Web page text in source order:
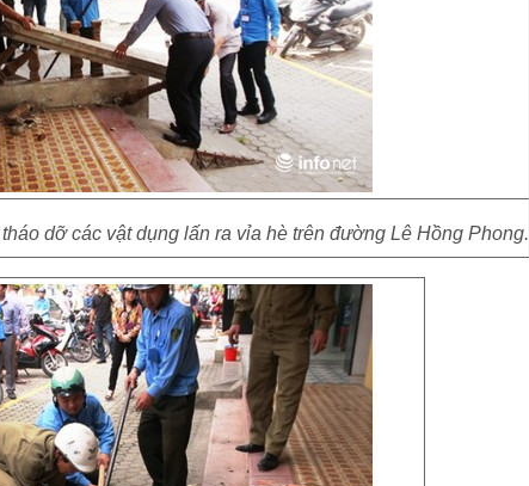
dỡ các vật dụng lấn ra vỉa hè trên đường Lê Hồng Phong.